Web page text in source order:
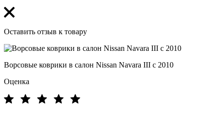
Оставить отзыв к товару
Ворсовые коврики в салон Nissan Navara III с 2010
Оценка